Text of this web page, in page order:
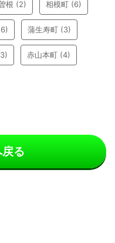
根 (2) 相模町 (6)
蒲生寿町 (3)
赤山本町 (4)
る